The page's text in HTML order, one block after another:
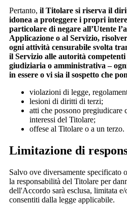
Pertanto, il Titolare si riserva il
idonea a proteggere i propri
particolare di negare all’Utente
Applicazione o al Servizio,
ogni attività censurabile svolta
il Servizio alle autorità competenti
giudiziaria o amministrativa –
in essere o vi sia il sospetto che
violazioni di legge,
lesioni di diritti di terzi;
atti che possono
interessi del Titolare;
offese al Titolare o a un terzo.
Limitazione di
Salvo ove diversamente specificato
la responsabilità del Titolare per
dell'Accordo sarà esclusa, limitata
consentiti dalla legge applicabile.